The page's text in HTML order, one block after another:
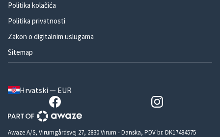
Politika kolačića
Politika privatnosti
Zakon o digitalnim uslugama
Sitemap
Hrvatski — EUR
Awaze A/S, Virumgårdsvej 27, 2830 Virum - Danska, PDV br. DK17484575